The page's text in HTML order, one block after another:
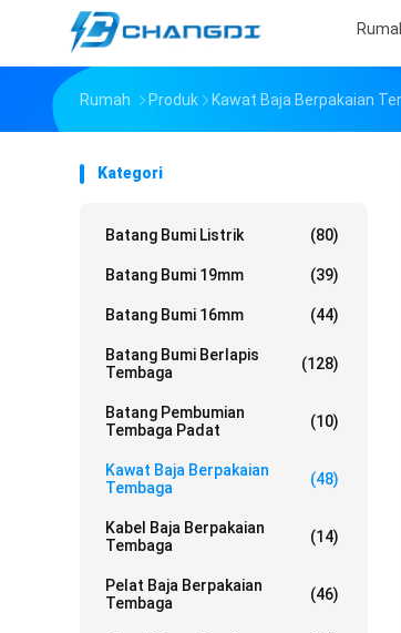
Rumah Produk Kawat Baja Berpakaian
Kategori
Batang Bumi Listrik (80)
Batang Bumi 19mm (39)
Batang Bumi 16mm (44)
Batang Bumi Berlapis
Tembaga
(128)
Batang Pembumian
Tembaga Padat
(10)
Kawat Baja Berpakaian
Tembaga
(48)
Kabel Baja Berpakaian
Tembaga
(14)
Pelat Baja Berpakaian
Tembaga
(46)